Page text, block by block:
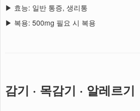
▶ 효능: 일반 통증, 생리통
▶ 복용: 500mg 필요 시 복용
감기 · 목감기 · 알레르기